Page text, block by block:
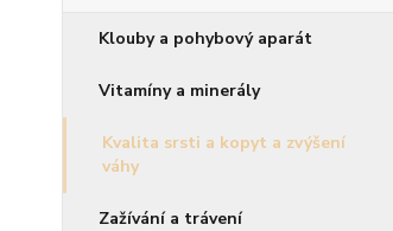
Klouby a pohybový aparát
Vitamíny a minerály
Kvalita srsti a kopyt a zvýšení
váhy
Zažívání a trávení